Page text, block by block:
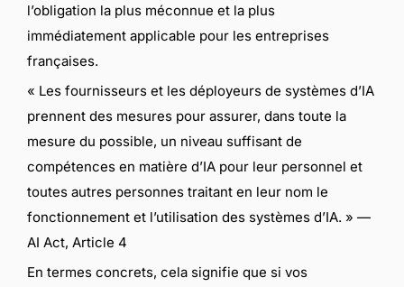
l’obligation la plus méconnue et la plus
immédiatement applicable pour les entreprises
françaises.
« Les fournisseurs et les déployeurs de systèmes d’IA
prennent des mesures pour assurer, dans toute la
mesure du possible, un niveau suffisant de
compétences en matière d’IA pour leur personnel et
toutes autres personnes traitant en leur nom le
fonctionnement et l’utilisation des systèmes d’IA. » —
AI Act, Article 4
En termes concrets, cela signifie que si vos